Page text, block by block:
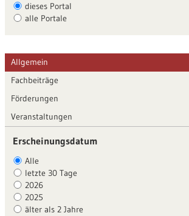
dieses Portal
alle Portale
Allgemein
Fachbeiträge
Förderungen
Veranstaltungen
Erscheinungsdatum
Alle
letzte 30 Tage
2026
2025
älter als 2 Jahre